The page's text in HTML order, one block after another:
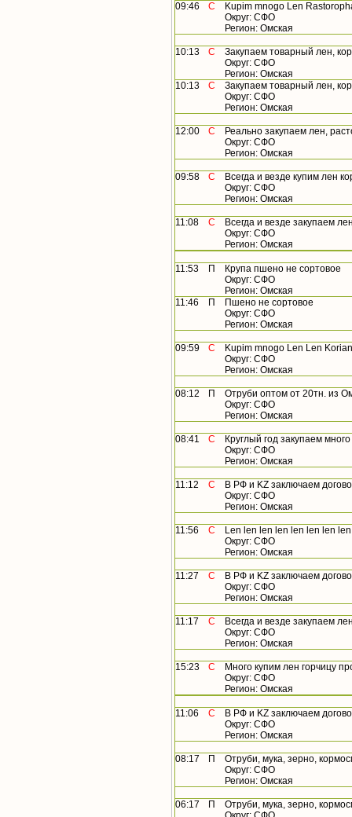
09:46 С
Kupim mnogo Len
Округ: СФО
Регион: Омская
10:13 С
Закупаем товарный лен,
Округ: СФО
Регион: Омская
10:13
С
Закупаем товарный лен,
Округ: СФО
Регион: Омская
12:00 С
Реально закупаем лен,
Округ: СФО
Регион: Омская
09:58 С
Всегда и везде купим лен
Округ: СФО
Регион: Омская
11:08 С
Всегда и везде закупаем
Округ: СФО
Регион: Омская
11:53 П
Крупа пшено не сортовое
Округ: СФО
Регион: Омская
11:46
П
Пшено не сортовое
Округ: СФО
Регион: Омская
09:59 С
Kupim mnogo Len Len
Округ: СФО
Регион: Омская
08:12 П Отруби оптом от 20тн. из
Округ: СФО
Регион: Омская
08:41 С
Круглый год закупаем
Округ: СФО
Регион: Омская
11:12 С
В РФ и KZ заключаем
Округ: СФО
Регион: Омская
11:56 С
Len len len len len len len
Округ: СФО
Регион: Омская
11:27 С
В РФ и KZ заключаем
Округ: СФО
Регион: Омская
11:17 С
Всегда и везде закупаем
Округ: СФО
Регион: Омская
15:23 С
Много купим лен горчицу
Округ: СФО
Регион: Омская
11:06 С
В РФ и KZ заключаем
Округ: СФО
Регион: Омская
08:17 П Отруби, мука, зерно,
Округ: СФО
Регион: Омская
06:17 П Отруби, мука, зерно,